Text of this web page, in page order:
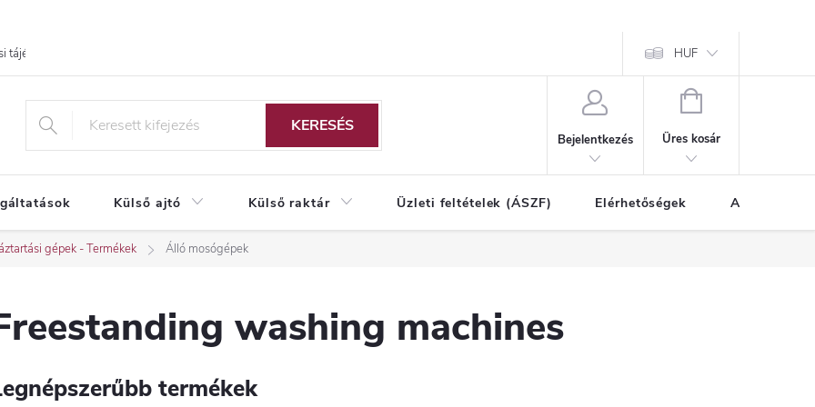
tájékoztató HUF
KERESÉS
Bejelentkezés
KOSÁR
Üres kosár
Külső ajtó Külső raktár Üzleti feltételek (ÁSZF) Elérhetőségek A vásárlás
gépek - Termékek Álló mosógépek
washing machines
termékek